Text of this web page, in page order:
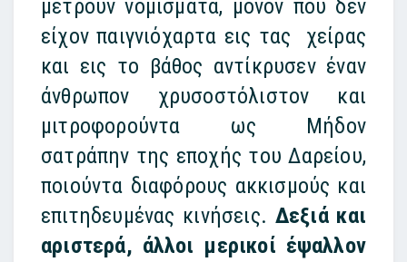
μετρούν νομίσματα, μόνον που δεν
είχον παιγνιόχαρτα εις τας χείρας
και εις το βάθος αντίκρυσεν έναν
άνθρωπον χρυσοστόλιστον και
μιτροφορούντα ως Μήδον
σατράπην της εποχής του Δαρείου,
ποιούντα διαφόρους ακκισμούς και
επιτηδευμένας κινήσεις. Δεξιά και
αριστερά, άλλοι μερικοί έψαλλον